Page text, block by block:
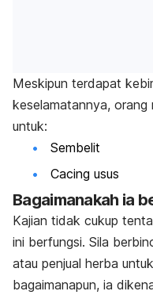
Meskipun terdapat
keselamatannya, orang
untuk:
Sembelit
Cacing usus
Bagaimanakah ia
Kajian tidak cukup
ini berfungsi. Sila
atau penjual herba
bagaimanapun, ia